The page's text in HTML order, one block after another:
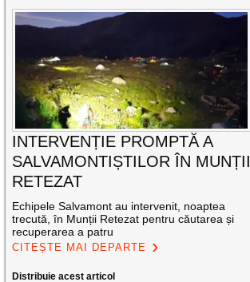
INTERVENȚIE PROMPTĂ A
SALVAMONTIȘTILOR ÎN MUNȚII
RETEZAT
Echipele Salvamont au intervenit, noaptea
trecută, în Munții Retezat pentru căutarea și
recuperarea a patru
CITEȘTE MAI DEPARTE
Distribuie acest articol